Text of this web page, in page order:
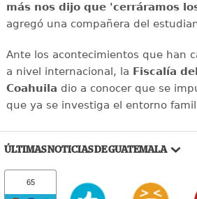
más nos dijo que 'cerráramos
agregó una compañera del
Ante los acontecimientos que han
a nivel internacional, la Fiscalía
Coahuila dio a conocer que se
que ya se investiga el entorno
ÚLTIMAS NOTICIAS DE GUATEMALA
65